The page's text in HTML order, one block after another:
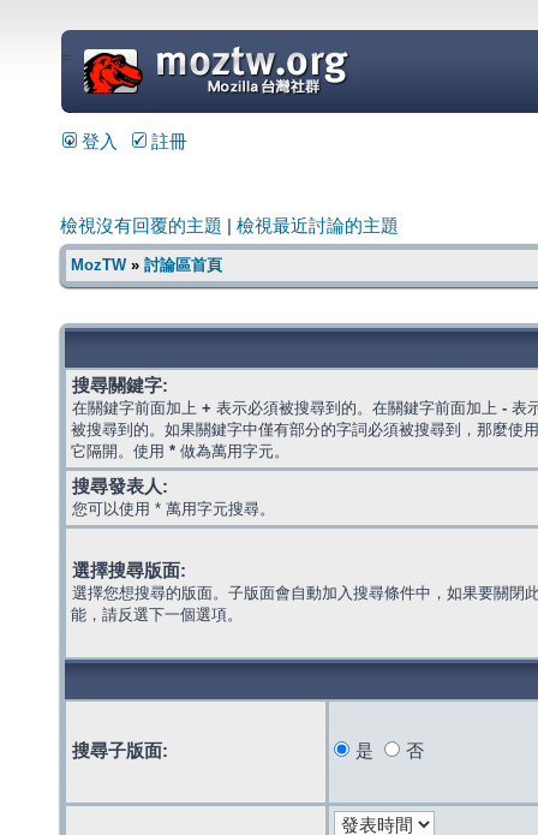
=
登入 註冊
檢視沒有回覆的主題 檢視最近討論的主題
MozTW» 討論區首頁
搜尋關鍵字:
在關鍵字前面加上 + 表示必須被搜尋到的。在關鍵字前面加上 - 表
被搜尋到的。如果關鍵字中僅有部分的字詞必須被搜尋到，那麼使
它隔開。使用 * 做為萬用字元。
搜尋發表人:
您可以使用 * 萬用字元搜尋。
選擇搜尋版面:
選擇您想搜尋的版面。子版面會自動加入搜尋條件中，如果要關閉
能，請反選下一個選項。
搜尋子版面: 是 否